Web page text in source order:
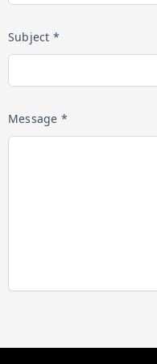
Subject *
Message *